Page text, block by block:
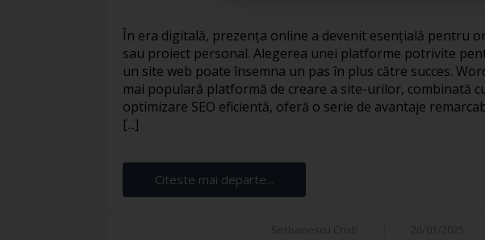
În era digitală, prezența online a devenit esențială pentru
sau proiect personal. Alegerea unei platforme potrivite
un site web poate însemna un pas în plus către succes.
mai populară platformă de creare a site-urilor, combinată
optimizare SEO eficientă, oferă o serie de avantaje
[...]
Citeste mai departe...